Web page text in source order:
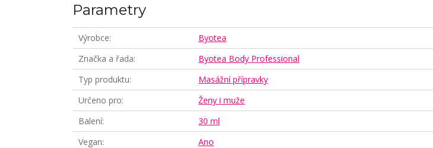
Parametry
Výrobce
Byotea
Značka a řada
Byotea Body Professional
Typ produktu
Masážní přípravky
Určeno pro
Ženy i muže
Balení
30 ml
Vegan
Ano